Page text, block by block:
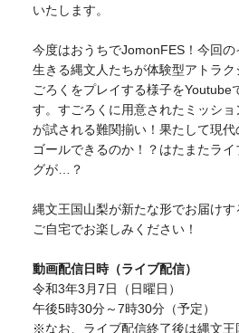
いたします。
今度はおうちでJomonFES！今回
生きる縄文人たちが体験型アトラ
ごろくをプレイする様子をYoutube
す。すごろくに用意されたミッシ
が試される難関揃い！果たして現
ゴールできるのか！？はたまたラ
グが…？
縄文王国山梨が新たな形でお届け
ご自宅でお楽しみください！
動画配信日時（ライブ配信）
令和3年3月7日（日曜日）
午後5時30分～7時30分（予定）
※なお、ライブ配信終了後は縄文王